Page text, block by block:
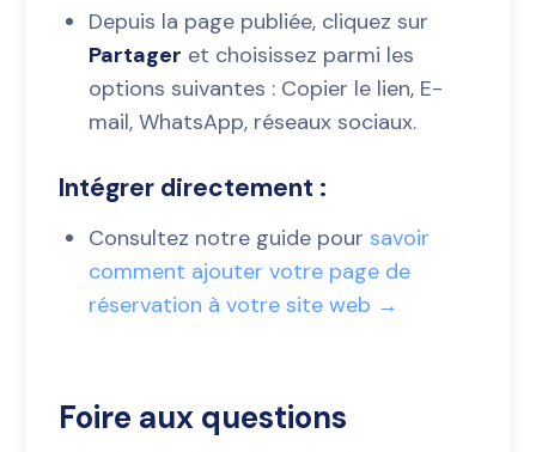
Depuis la page publiée, cliquez sur
Partager et choisissez parmi les
options suivantes : Copier le lien, E-
mail, WhatsApp, réseaux sociaux.
Intégrer directement :
Consultez notre guide pour savoir
comment ajouter votre page de
réservation à votre site web →
Foire aux questions